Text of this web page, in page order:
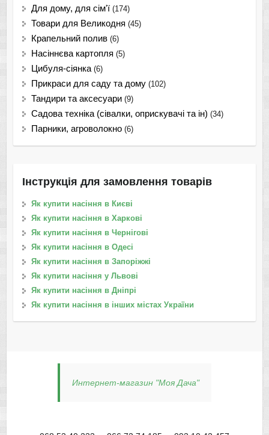
Для дому, для сім'ї (174)
Товари для Великодня (45)
Крапельний полив (6)
Насіннєва картопля (5)
Цибуля-сіянка (6)
Прикраси для саду та дому (102)
Тандири та аксесуари (9)
Садова техніка (сівалки, оприскувачі та ін) (34)
Парники, агроволокно (6)
Інструкція для замовлення товарів
Як купити насіння в Києві
Як купити насіння в Харкові
Як купити насіння в Чернігові
Як купити насіння в Одесі
Як купити насіння в Запоріжжі
Як купити насіння у Львові
Як купити насіння в Дніпрі
Як купити насіння в інших містах України
Интернет-магазин "Моя Дача"